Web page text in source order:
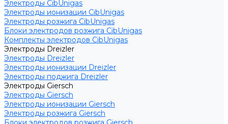
Электроды CibUnigas
Электроды ионизации CibUnigas
Электроды розжига CibUnigas
Блоки электродов розжига CibUnigas
Комплекты электродов CibUnigas
Электроды Dreizler
Электроды Dreizler
Электроды ионизации Dreizler
Электроды поджига Dreizler
Электроды Giersch
Электроды Giersch
Электроды ионизации Giersch
Электроды розжига Giersch